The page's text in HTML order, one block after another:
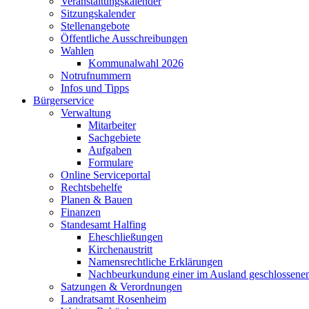
Sitzungskalender
Stellenangebote
Öffentliche Ausschreibungen
Wahlen
Kommunalwahl 2026
Notrufnummern
Infos und Tipps
Bürgerservice
Verwaltung
Mitarbeiter
Sachgebiete
Aufgaben
Formulare
Online Serviceportal
Rechtsbehelfe
Planen & Bauen
Finanzen
Standesamt Halfing
Eheschließungen
Kirchenaustritt
Namensrechtliche Erklärungen
Nachbeurkundung einer im Ausland
Satzungen & Verordnungen
Landratsamt Rosenheim